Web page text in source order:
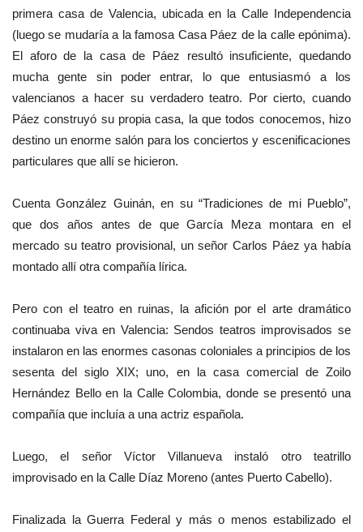
primera casa de Valencia, ubicada en la Calle Independencia
(luego se mudaría a la famosa Casa Páez de la calle epónima).
El aforo de la casa de Páez resultó insuficiente, quedando
mucha gente sin poder entrar, lo que entusiasmó a los
valencianos a hacer su verdadero teatro. Por cierto, cuando
Páez construyó su propia casa, la que todos conocemos, hizo
destino un enorme salón para los conciertos y escenificaciones
particulares que allí se hicieron.
Cuenta González Guinán, en su “Tradiciones de mi Pueblo”,
que dos años antes de que García Meza montara en el
mercado su teatro provisional, un señor Carlos Páez ya había
montado allí otra compañía lírica.
Pero con el teatro en ruinas, la afición por el arte dramático
continuaba viva en Valencia: Sendos teatros improvisados ​​se
instalaron en las enormes casonas coloniales a principios de los
sesenta del siglo XIX; uno, en la casa comercial de Zoilo
Hernández Bello en la Calle Colombia, donde se presentó una
compañía que incluía a una actriz española.
Luego, el señor Víctor Villanueva instaló otro teatrillo
improvisado en la Calle Díaz Moreno (antes Puerto Cabello).
Finalizada la Guerra Federal y más o menos estabilizado el